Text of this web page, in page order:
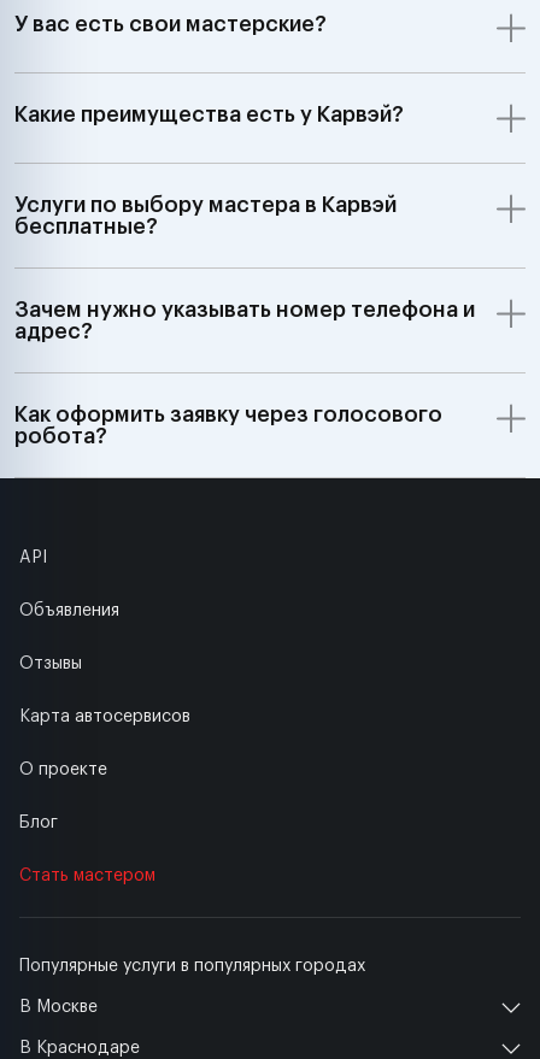
У вас есть свои мастерские?
Какие преимущества есть у Карвэй?
Услуги по выбору мастера в Карвэй
бесплатные?
Зачем нужно указывать номер телефона и
адрес?
Как оформить заявку через голосового
робота?
Популярные услуги в популярных городах
В Москве
В Краснодаре
API
Объявления
Отзывы
Карта автосервисов
О проекте
Блог
Стать мастером